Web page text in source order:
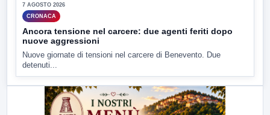
7 AGOSTO 2026
CRONACA
Ancora tensione nel carcere: due agenti feriti dopo
nuove aggressioni
Nuove giornate di tensioni nel carcere di Benevento. Due
detenuti...